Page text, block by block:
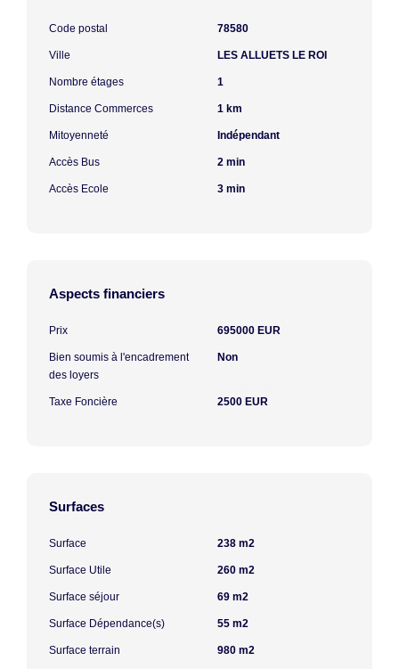
Code postal 78580
Ville LES ALLUETS LE ROI
Nombre étages 1
Distance Commerces 1 km
Mitoyenneté Indépendant
Accès Bus 2 min
Accès Ecole 3 min
Aspects financiers
Prix 695000 EUR
Bien soumis à l'encadrement
des loyers
Non
Taxe Foncière 2500 EUR
Surfaces
Surface 238 m2
Surface Utile 260 m2
Surface séjour 69 m2
Surface Dépendance(s) 55 m2
Surface terrain 980 m2